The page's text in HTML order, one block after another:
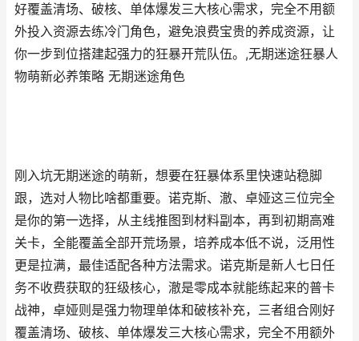
好覆盖清场、破核、单体爆发三大核心需求，完全不用额
外投入资源去练冷门角色，避免浪费宝贵的养成资源，让
你一步到位搭建起强力的狂暴开荒队伍。,无期迷途狂暴人
物萌新必养策略 无期迷途角色
刚入坑无期迷途的萌新，想要在狂暴体系里快速站稳脚
跟，选对人物比啥都重要。诺克斯、澈、卓娅这三位完全
是你的第一选择，从主线推图到材料副本，再到初期高难
关卡，全能覆盖全部开荒场景，培养成本低不说，泛用性
更是拉满，最佳适配各种方法需求。诺克斯是新人七日任
务不收费获取的狂级核心，澈是零成本就能练起来的普卡
战神，卓娅则是强力物理单体和破核补充，三者组合刚好
覆盖清场、破核、单体爆发三大核心需求，完全不用额外